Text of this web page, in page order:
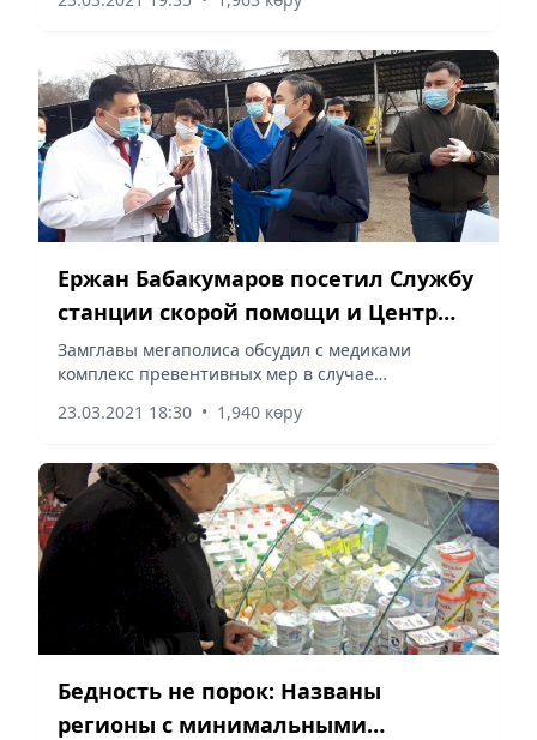
Ержан Бабакумаров посетил Службу
станции скорой помощи и Центр
телемедицины
Замглавы мегаполиса обсудил с медиками
комплекс превентивных мер в случае
23.03.2021 18:30 • 1,940 көру
Бедность не порок: Названы
регионы с минимальными